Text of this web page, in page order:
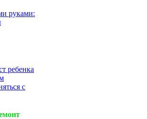
руками:
ребенка
с